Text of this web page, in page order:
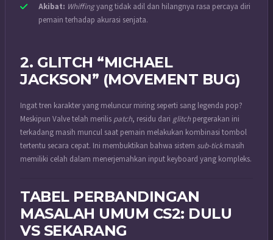
Akibat: Whiffingyang tidak adil dan hilangnya rasa percaya diri
pemain terhadap akurasi senjata.
2. GLITCH “MICHAEL
JACKSON” (MOVEMENT BUG)
Ingat tren karakter yang meluncur miring seperti sang legenda pop?
Meskipun Valve telah merilis patch, residu dari glitch pergerakan ini
terkadang masih muncul saat pemain melakukan kombinasi tombol
tertentu secara cepat. Ini membuktikan bahwa sistem sub-tickmasih
memiliki celah dalam menerjemahkan input keyboard yang kompleks.
TABEL PERBANDINGAN
MASALAH UMUM CS2: DULU
VS SEKARANG